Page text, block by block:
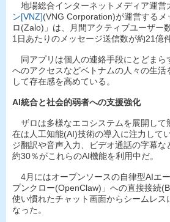
地場総合インターネットメディア運営
ン[VNZ](VNG Corporation)が運営する
ロ(Zalo)」は、月間アクティブユーザー
1日あたりのメッセージ送信数が約21億
同アプリは個人の連絡手段にとどまら
へのアクセスなどベトナムの人々の生活
して存在感を高めている。
AI統合と社会的弱者への支援強化
ザロは多様なエコシステムを展開して
在は人工知能(AI)技術の導入に注力して
ジ翻訳や音声入力、ビデオ通話の字幕
約30％がこれらのAI機能を利用中だ。
4月にはオープンソースの自律型AIエ
プンクロー(OpenClaw)」への直接接続
使い慣れたチャット画面からシームレス
なった。